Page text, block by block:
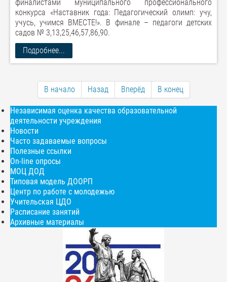
финалистами муниципального профессионального
конкурса «Наставник года: Педагогический олимп: учу,
учусь, учимся ВМЕСТЕ!». В финале – педагоги детских
садов № 3,13,25,46,57,86,90.
Подробнее...
В начало Назад Вперёд В конец
Независимая оценка качества образовательной
деятельности учреждения
Новости
Часто задаваемые вопросы
Полезные ссылки
On-line опросы
МОЦ ДОД
Типовая модель ДООРП
Центр по работе с молодежью
Учительская ЦДО
Расписание занятий
Архивные материалы